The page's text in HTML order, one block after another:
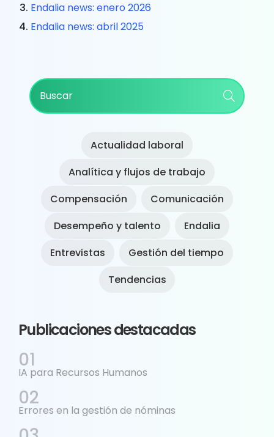
Endalia news: enero 2026
Endalia news: abril 2025
Primary
Sidebar
Actualidad laboral
Analítica y flujos de trabajo
Compensación
Comunicación
Desempeño y talento
Endalia
Entrevistas
Gestión del tiempo
Tendencias
Publicaciones destacadas
IA para Recursos Humanos
Errores en la gestión de nóminas